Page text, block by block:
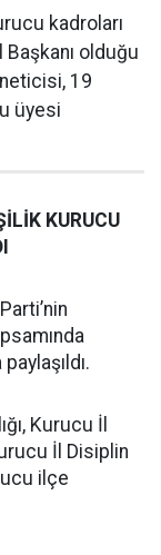
kadroları
olduğu
19
üyesi
KURUCU
Kurucu İl
İl Disiplin
ilçe